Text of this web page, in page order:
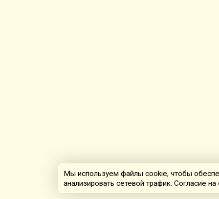
Мы используем файлы cookie, чтобы
анализировать сетевой трафик. Согласие на